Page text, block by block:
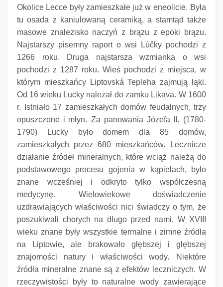
Okolice Lecce były zamieszkałe już w eneolicie. Była
tu osada z kaniulowaną ceramiką, a stamtąd także
masowe znalezisko naczyń z brązu z epoki brązu.
Najstarszy pisemny raport o wsi Lúčky pochodzi z
1266 roku. Druga najstarsza wzmianka o wsi
pochodzi z 1287 roku. Wieś pochodzi z miejsca, w
którym mieszkańcy Liptovská Tepleha zajmują łąki.
Od 16 wieku Lucky należał do zamku Likava. W 1600
r. Istniało 17 zamieszkałych domów feudalnych, trzy
opuszczone i młyn. Za panowania Józefa II. (1780-
1790) Lucky było domem dla 85 domów,
zamieszkałych przez 680 mieszkańców.
Lecznicze
działanie źródeł mineralnych, które wciąż należą do
podstawowego procesu gojenia w kąpielach, było
znane wcześniej i odkryto tylko współczesną
medycynę.
Wielowiekowe doświadczenie
uzdrawiających właściwości nici świadczy o tym, że
poszukiwali chorych na długo przed nami. W XVIII
wieku znane były wszystkie termalne i zimne źródła
na Liptowie, ale brakowało głębszej i głębszej
znajomości natury i właściwości wody.
Niektóre
źródła mineralne znane są z efektów leczniczych. W
rzeczywistości były to naturalne wody zawierające